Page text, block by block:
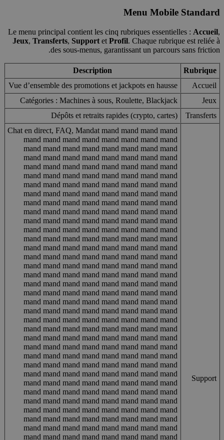
Menu Mobile Standard
Le menu principal contient les cinq rubriques essentielles : Accueil,
Jeux, Transferts, Support et Profil. Chaque rubrique est reliée à
des sous-menus, garantissant un parcours sans friction.
Rubrique
Description
Accueil
Vue d’ensemble des promotions et jackpots en hausse
Jeux
Catégories : Machines à sous, Roulette, Blackjack
Transferts
Dépôts et retraits rapides (crypto, cartes)
Support
Chat en direct, FAQ, Mandat mand mand mand mand
mand mand mand mand mand mand mand mand
mand mand mand mand mand mand mand mand
mand mand mand mand mand mand mand mand
mand mand mand mand mand mand mand mand
mand mand mand mand mand mand mand mand
mand mand mand mand mand mand mand mand
mand mand mand mand mand mand mand mand
mand mand mand mand mand mand mand mand
mand mand mand mand mand mand mand mand
mand mand mand mand mand mand mand mand
mand mand mand mand mand mand mand mand
mand mand mand mand mand mand mand mand
mand mand mand mand mand mand mand mand
mand mand mand mand mand mand mand mand
mand mand mand mand mand mand mand mand
mand mand mand mand mand mand mand mand
mand mand mand mand mand mand mand mand
mand mand mand mand mand mand mand mand
mand mand mand mand mand mand mand mand
mand mand mand mand mand mand mand mand
mand mand mand mand mand mand mand mand
mand mand mand mand mand mand mand mand
mand mand mand mand mand mand mand mand
mand mand mand mand mand mand mand mand
mand mand mand mand mand mand mand mand
mand mand mand mand mand mand mand mand
mand mand mand mand mand mand mand mand
mand mand mand mand mand mand mand mand
mand mand mand mand mand mand mand mand
mand mand mand mand mand mand mand mand
mand mand mand mand mand mand mand mand
mand mand mand mand mand mand mand mand
mand mand mand mand mand mand mand mand
mand mand mand mand mand mand mand mand